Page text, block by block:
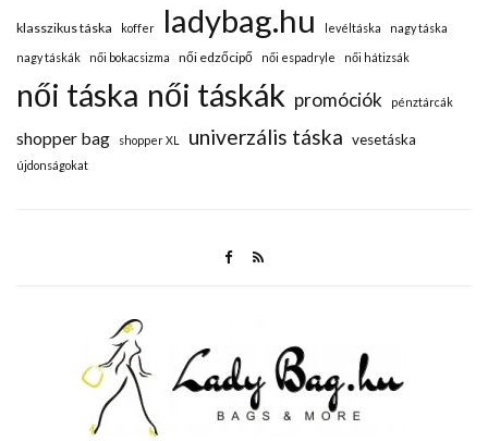
klasszikus táska koffer ladybag.hu levéltáska nagy táska
nagy táskák női bokacsizma női edzőcipő női espadryle női hátizsák
női táska női táskák promóciók pénztárcák
shopper bag shopper XL univerzális táska vesetáska
újdonságokat